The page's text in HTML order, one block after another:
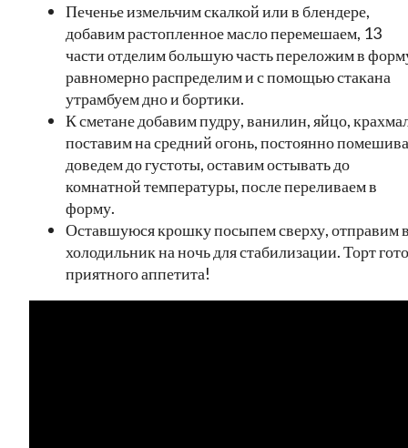
Печенье измельчим скалкой или в блендере,
добавим растопленное масло перемешаем, 13
части отделим большую часть переложим в
равномерно распределим и с помощью стакана
утрамбуем дно и бортики.
К сметане добавим пудру, ванилин, яйцо,
поставим на средний огонь, постоянно
доведем до густоты, оставим остывать до
комнатной температуры, после переливаем в
форму.
Оставшуюся крошку посыпем сверху, отправим
холодильник на ночь для стабилизации. Торт
приятного аппетита!